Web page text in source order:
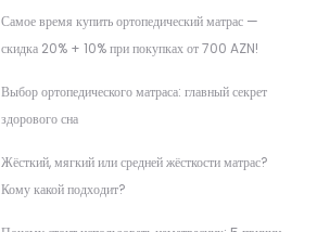
Самое время купить ортопедический матрас —
скидка 20% + 10% при покупках от 700 AZN!
Выбор ортопедического матраса: главный секрет
здорового сна
Жёсткий, мягкий или средней жёсткости матрас?
Кому какой подходит?